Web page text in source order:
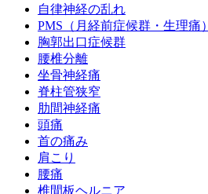
自律神経の乱れ
PMS（月経前症候群・生理痛）
胸郭出口症候群
腰椎分離
坐骨神経痛
脊柱管狭窄
肋間神経痛
頭痛
首の痛み
肩こり
腰痛
椎間板ヘルニア